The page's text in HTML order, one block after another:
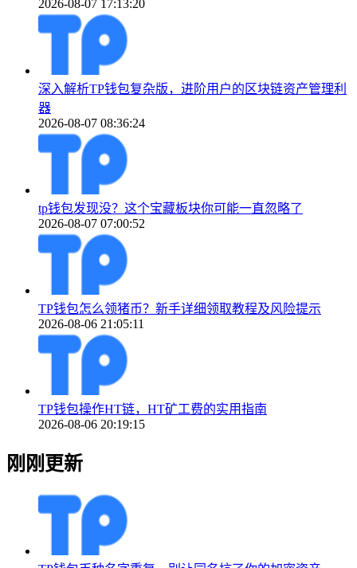
2026-08-07 17:13:20
深入解析TP钱包复杂版，进阶用户的区块链资产管理利
器
2026-08-07 08:36:24
tp钱包发现没？这个宝藏板块你可能一直忽略了
2026-08-07 07:00:52
TP钱包怎么领猪币？新手详细领取教程及风险提示
2026-08-06 21:05:11
TP钱包操作HT链，HT矿工费的实用指南
2026-08-06 20:19:15
刚刚更新